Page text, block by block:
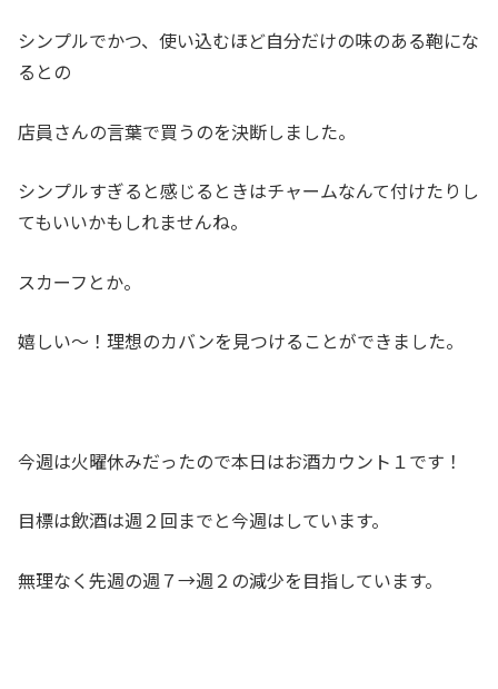
シンプルでかつ、使い込むほど自分だけの味のある鞄にな
るとの
店員さんの言葉で買うのを決断しました。
シンプルすぎると感じるときはチャームなんて付けたりし
てもいいかもしれませんね。
スカーフとか。
嬉しい～！理想のカバンを見つけることができました。
今週は火曜休みだったので本日はお酒カウント１です！
目標は飲酒は週２回までと今週はしています。
無理なく先週の週７→週２の減少を目指しています。